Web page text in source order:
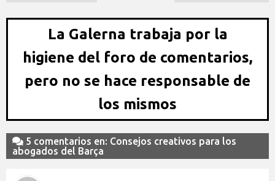
La Galerna trabaja por la
higiene del foro de comentarios,
pero no se hace responsable de
los mismos
5 comentarios en: Consejos creativos para los
abogados del Barça